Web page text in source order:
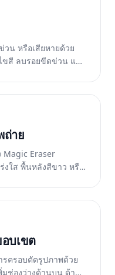
น หรือเสียหายด้วย
ขสี ลบรอยขีดข่วน และ
ถ่าย
Eraser
งใส พื้นหลังสีขาว หรือ
บเขต
รครอบตัดรูปภาพด้วย
มช่องว่างด้านบน ด้าน